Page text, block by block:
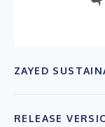
ZAYED
RELEASE